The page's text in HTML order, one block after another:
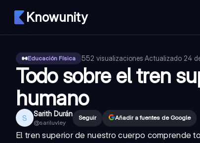
Knowunity
Educación Física 552 visualizaciones·Actualizado 24
Todo sobre el tren
humano
S Sarith Durán
@sariluvley
Seguir Añadir a fuentes de Google
El tren superior de nuestro cuerpo comprende